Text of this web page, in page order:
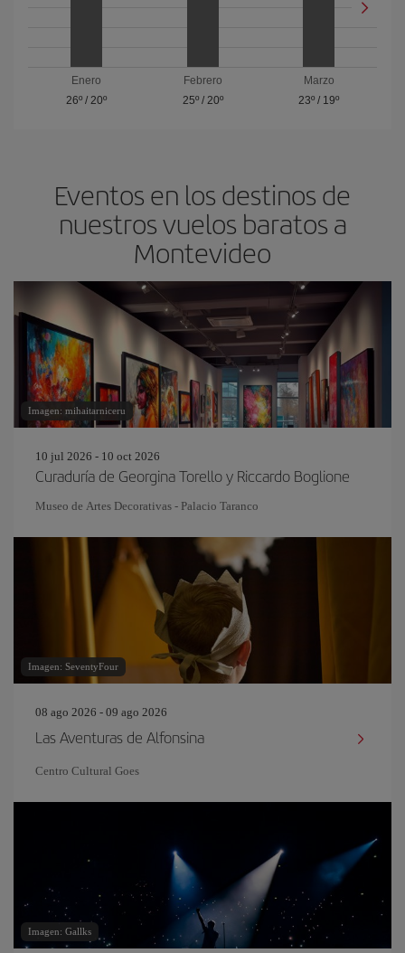
Enero
26º/ 20º
Febrero
25º/ 20º
Marzo
23º / 19º
Eventos en los destinos de
nuestros vuelos baratos a
Montevideo
Imagen: mihaitarniceru
10 jul 2026 - 10 oct 2026
Curaduría de Georgina Torello y Riccardo Boglione
Museo de Artes Decorativas - Palacio Taranco
Imagen: SeventyFour
08 ago 2026 - 09 ago 2026
Las Aventuras de Alfonsina
Centro Cultural Goes
Imagen: Gallks